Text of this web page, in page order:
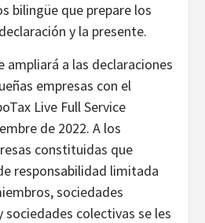
bilingüe que prepare los
y la presente.
ampliará a las declaraciones
empresas con el
Live Full Service
de 2022. A los
constituidas que
responsabilidad limitada
sociedades
sociedades colectivas se les